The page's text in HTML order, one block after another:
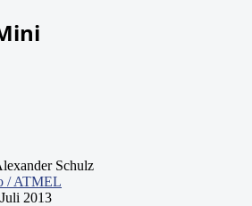
Schulz
/ ATMEL
2013